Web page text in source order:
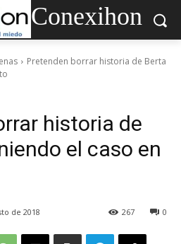
Conexihon
Pretenden borrar historia de Berta
historia de
el caso en
de 2018 0
267